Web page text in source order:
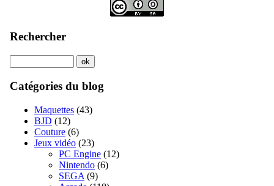
Rechercher
Catégories du blog
Maquettes (43)
BJD (12)
Couture (6)
Jeux vidéo (23)
PC Engine (12)
Nintendo (6)
SEGA (9)